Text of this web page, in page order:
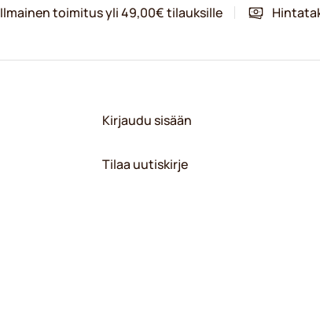
Ilmainen toimitus yli 49,00€ tilauksille
Kirjaudu sisään
Tilaa uutiskirje